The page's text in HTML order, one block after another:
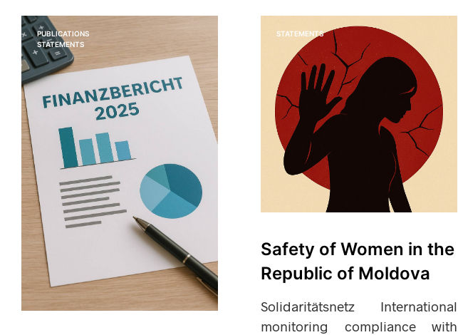
PUBLICATIONS
STATEMENTS
STATEMENTS
Safety of Women in the
Republic of Moldova
Solidaritätsnetz International
monitoring compliance with